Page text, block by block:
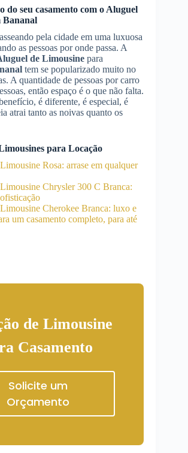
do seu casamento com o Aluguel
Bananal
pela cidade em uma luxuosa
as pessoas por onde passa. A
de Limousine para
tem se popularizado muito no
A quantidade de pessoas por carro
então espaço é o que não falta.
é diferente, é especial, é
atrai tanto as noivas quanto os
para Locação
Rosa: arrase em qualquer
Chrysler 300 C Branca:
Cherokee Branca: luxo e
um casamento completo, para até
de Limousine
Casamento
Solicite um
Orçamento